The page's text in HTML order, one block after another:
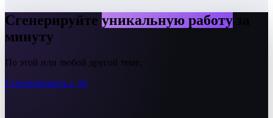
Сгенерируйте уникальную работу
минуту
По этой или любой другой теме.
Сгенерировать с AI